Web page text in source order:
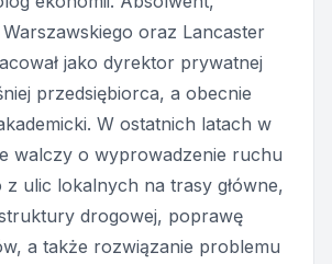
oraz Lancaster
jako dyrektor prywatnej
przedsiębiorca, a obecnie
W ostatnich latach w
walczy o wyprowadzenie ruchu
ulic lokalnych na trasy główne,
drogowej, poprawę
a także rozwiązanie problemu